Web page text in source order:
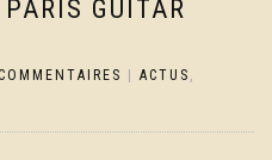
GUITAR
ACTUS ,